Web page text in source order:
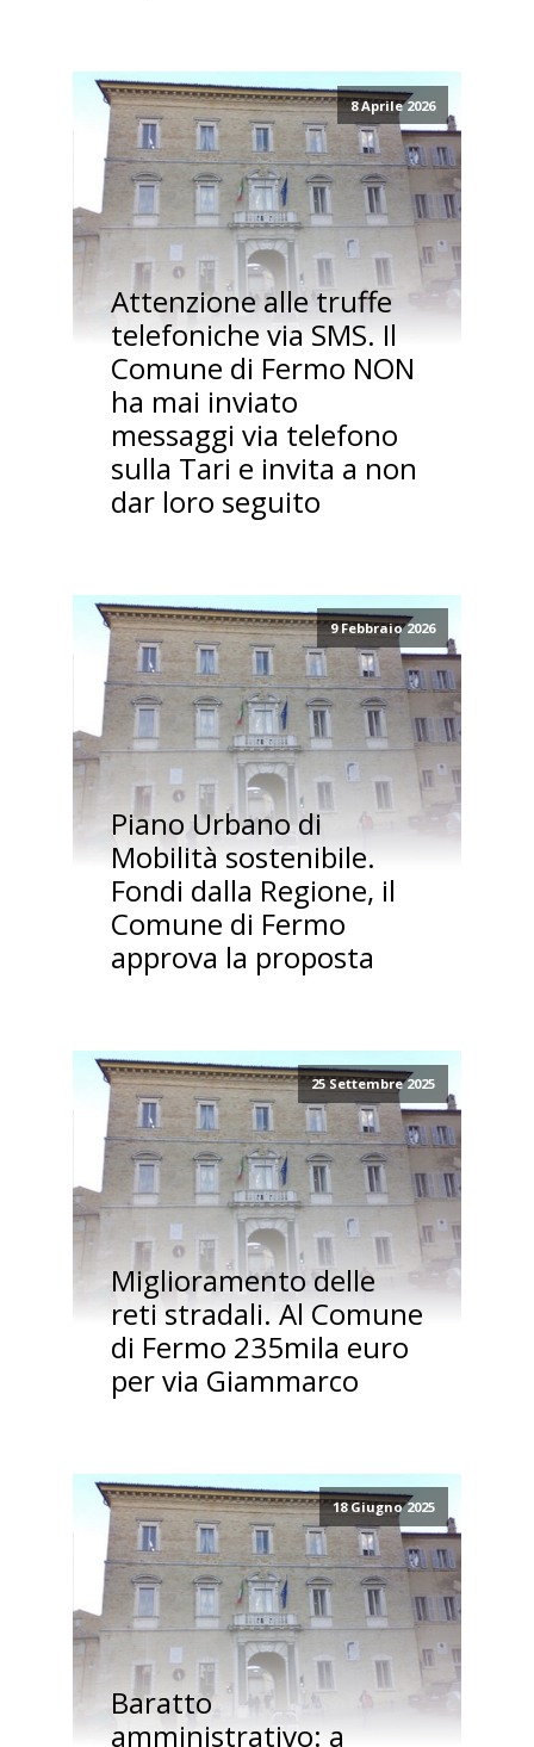
8 Aprile 2026
Attenzione alle truffe
telefoniche via SMS. Il
Comune di Fermo NON
ha mai inviato
messaggi via telefono
sulla Tari e invita a non
dar loro seguito
9 Febbraio 2026
Piano Urbano di
Mobilità sostenibile.
Fondi dalla Regione, il
Comune di Fermo
approva la proposta
25 Settembre 2025
Miglioramento delle
reti stradali. Al Comune
di Fermo 235mila euro
per via Giammarco
18 Giugno 2025
Baratto
amministrativo: a